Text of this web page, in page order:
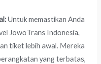
Untuk memastikan Anda
JowoTrans Indonesia,
tiket lebih awal. Mereka
yang terbatas,